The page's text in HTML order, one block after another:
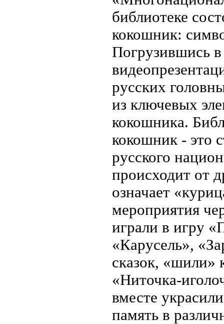
библиотеке
кокошник:
Погрузившись
русских
из ключевых
кокошника.
кокошник - это
русского
происходит от
означает
мероприятия
играли в игру
«Карусель»,
сказок, «шили»
«Ниточка-
вместе
память в